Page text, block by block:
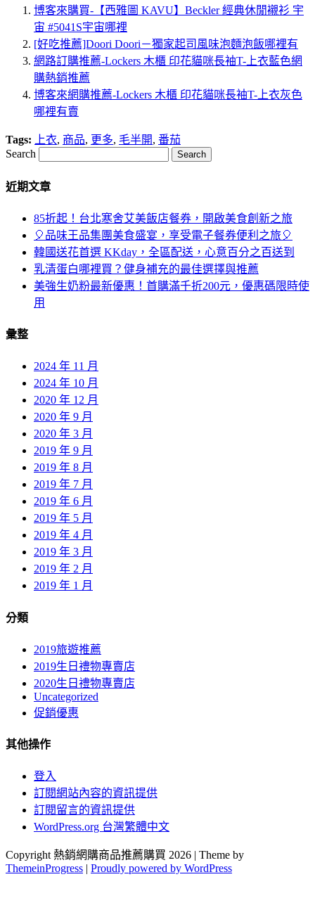
博客來購買-【西雅圖 KAVU】Beckler 經典休閒襯衫 宇
宙 #5041S宇宙哪裡
[好吃推薦]Doori Doori－獨家起司風味泡麵泡飯哪裡有
網路訂購推薦-Lockers 木櫃 印花貓咪長袖T-上衣藍色網
購熱銷推薦
博客來網購推薦-Lockers 木櫃 印花貓咪長袖T-上衣灰色
哪裡有賣
Tags: 上衣, 商品, 更多, 毛半開, 番茄
Search
近期文章
85折起！台北寒舍艾美飯店餐券，開啟美食創新之旅
🎈品味王品集團美食盛宴，享受電子餐券便利之旅🎈
韓國送花首選 KKday，全區配送，心意百分之百送到
乳清蛋白哪裡買？健身補充的最佳選擇與推薦
美強生奶粉最新優惠！首購滿千折200元，優惠碼限時使
用
彙整
2024 年 11 月
2024 年 10 月
2020 年 12 月
2020 年 9 月
2020 年 3 月
2019 年 9 月
2019 年 8 月
2019 年 7 月
2019 年 6 月
2019 年 5 月
2019 年 4 月
2019 年 3 月
2019 年 2 月
2019 年 1 月
分類
2019旅遊推薦
2019生日禮物專賣店
2020生日禮物專賣店
Uncategorized
促銷優惠
其他操作
登入
訂閱網站內容的資訊提供
訂閱留言的資訊提供
WordPress.org 台灣繁體中文
Copyright 熱銷網購商品推薦購買 2026 | Theme by
ThemeinProgress | Proudly powered by WordPress